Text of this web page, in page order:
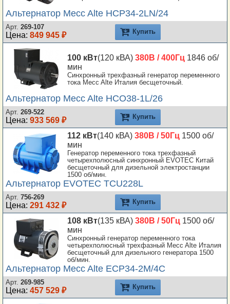
Альтернатор Mecc Alte HCP34-2LN/24
Арт. 269-107
Цена: 849 945 ₽ Купить
100 кВт(120 кВА) 380В / 400Гц 1846 об/
мин
Синхронный трехфазный генератор переменного
тока Mecc Alte Италия бесщеточный.
Альтернатор Mecc Alte HCO38-1L/26
Арт. 269-522
Цена: 933 569 ₽ Купить
112 кВт(140 кВА) 380В / 50Гц 1500 об/
мин
Генератор переменного тока трехфазный
четырехполюсный синхронный EVOTEC Китай
бесщеточный для дизельной электростанции
1500 об/мин.
Альтернатор EVOTEC TCU228L
Арт. 756-269
Цена: 291 432 ₽ Купить
108 кВт(135 кВА) 380В / 50Гц 1500 об/
мин
Синхронный генератор переменного тока
четырехполюсный трехфазный Mecc Alte Италия
бесщеточный для дизельного генератора 1500
об/мин.
Альтернатор Mecc Alte ECP34-2M/4C
Арт. 269-985
Цена: 457 529 ₽ Купить